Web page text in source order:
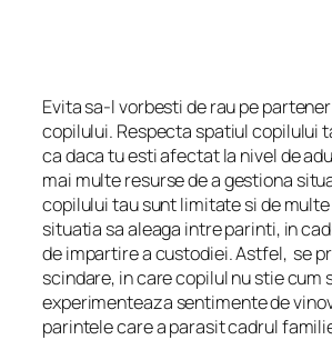
Evita sa-l vorbesti de rau pe
copilului. Respecta spatiul copilului
ca daca tu esti afectat la nivel de
mai multe resurse de a gestiona
copilului tau sunt limitate si de multe
situatia sa aleaga intre parinti, in
de impartire a custodiei. Astfel, se
scindare, in care copilul nu stie cum
experimenteaza sentimente de
parintele care a parasit cadrul